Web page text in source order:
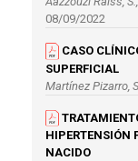
08/09/2022
CASO
SUPERFICIAL
Martínez Pizarro, S
HIPERTENSIÓN
NACIDO